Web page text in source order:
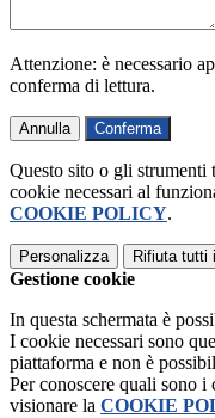
Attenzione: è necessario
conferma di lettura.
Annulla Conferma
Questo sito o gli strumenti
cookie necessari al
COOKIE POLICY.
Personalizza Rifiuta tutti
Gestione cookie
In questa schermata è
I cookie necessari sono
piattaforma e non è
Per conoscere quali sono i
visionare la COOKIE